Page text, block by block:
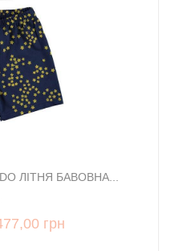
ЛІТНЯ БАВОВНА...
грн